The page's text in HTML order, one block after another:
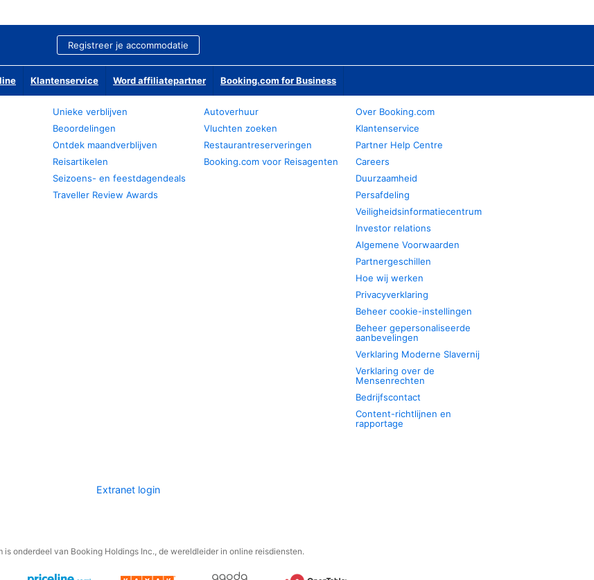
Registreer je accommodatie
Klantenservice Word affiliatepartner Booking.com for Business
Unieke verblijven
Beoordelingen
Ontdek maandverblijven
Reisartikelen
Seizoens- en feestdagendeals
Traveller Review Awards
Autoverhuur
Vluchten zoeken
Restaurantreserveringen
Booking.com voor Reisagenten
Over Booking.com
Klantenservice
Partner Help Centre
Careers
Duurzaamheid
Persafdeling
Veiligheidsinformatiecentrum
Investor relations
Algemene Voorwaarden
Partnergeschillen
Hoe wij werken
Privacyverklaring
Beheer cookie-instellingen
Beheer gepersonaliseerde
aanbevelingen
Verklaring Moderne Slavernij
Verklaring over de
Mensenrechten
Bedrijfscontact
Content-richtlijnen en
rapportage
Extranet login
is onderdeel van Booking Holdings Inc., de wereldleider in online reisdiensten.